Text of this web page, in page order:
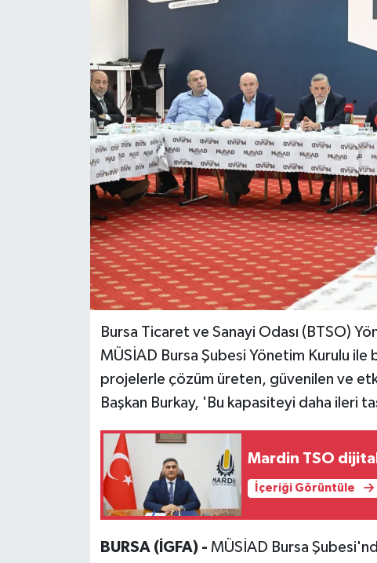
Bursa Ticaret ve Sanayi Odası (BTSO)
MÜSİAD Bursa Şubesi Yönetim Kurulu
projelerle çözüm üreten, güvenilen ve
Başkan Burkay, 'Bu kapasiteyi daha ileri
Mardin TSO
İçeriği Görüntüle
BURSA (İGFA) - MÜSİAD Bursa